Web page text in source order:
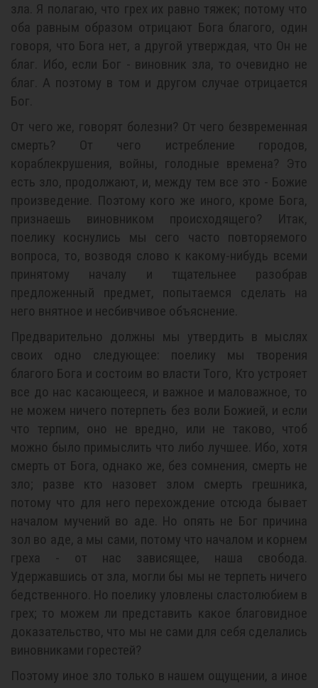
зла. Я полагаю, что грех их равно тяжек; потому что
оба равным образом отрицают Бога благого, один
говоря, что Бога нет, а другой утверждая, что Он не
благ. Ибо, если Бог - виновник зла, то очевидно не
благ. А поэтому в том и другом случае отрицается
Бог.
От чего же, говорят болезни? От чего безвременная
смерть? От чего истребление городов,
кораблекрушения, войны, голодные времена? Это
есть зло, продолжают, и, между тем все это - Божие
произведение. Поэтому кого же иного, кроме Бога,
признаешь виновником происходящего? Итак,
поелику коснулись мы сего часто повторяемого
вопроса, то, возводя слово к какому-нибудь всеми
принятому началу и тщательнее разобрав
предложенный предмет, попытаемся сделать на
него внятное и несбивчивое объяснение.
Предварительно должны мы утвердить в мыслях
своих одно следующее: поелику мы творения
благого Бога и состоим во власти Того, Кто устрояет
все до нас касающееся, и важное и маловажное, то
не можем ничего потерпеть без воли Божией, и если
что терпим, оно не вредно, или не таково, чтоб
можно было примыслить что либо лучшее. Ибо, хотя
смерть от Бога, однако же, без сомнения, смерть не
зло; разве кто назовет злом смерть грешника,
потому что для него перехождение отсюда бывает
началом мучений во аде. Но опять не Бог причина
зол во аде, а мы сами, потому что началом и корнем
греха - от нас зависящее, наша свобода.
Удержавшись от зла, могли бы мы не терпеть ничего
бедственного. Но поелику уловлены сластолюбием в
грех; то можем ли представить какое благовидное
доказательство, что мы не сами для себя сделались
виновниками горестей?
Поэтому иное зло только в нашем ощущении, а иное